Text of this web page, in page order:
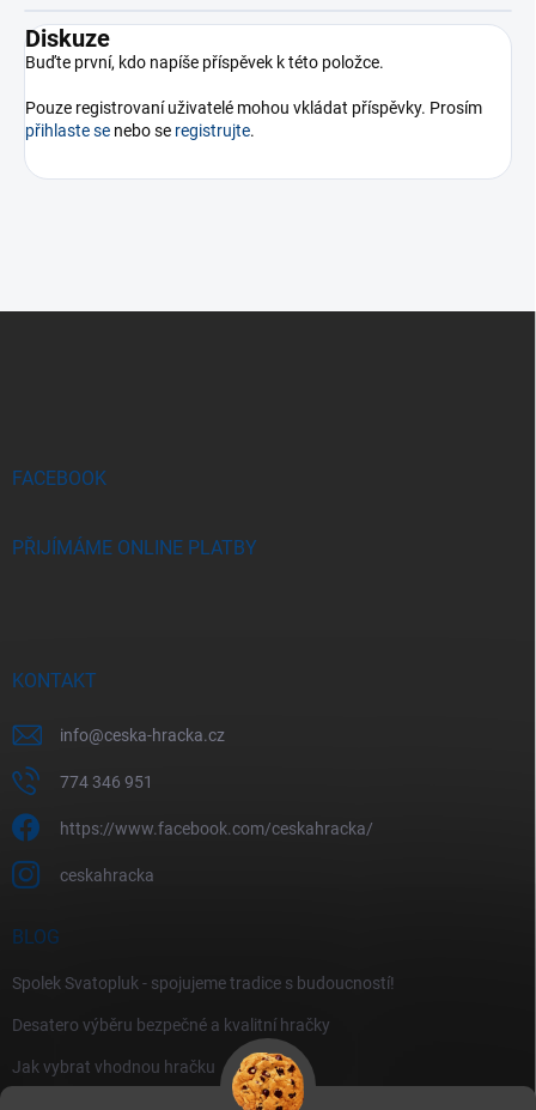
Diskuze
Buďte první, kdo napíše příspěvek k této položce.
Pouze registrovaní uživatelé mohou vkládat příspěvky. Prosím
přihlaste se nebo se registrujte.
FACEBOOK
PŘIJÍMÁME ONLINE PLATBY
KONTAKT
info@ceska-hracka.cz
774 346 951
https://www.facebook.com/ceskahracka/
ceskahracka
BLOG
Spolek Svatopluk - spojujeme tradice s budoucností!
Desatero výběru bezpečné a kvalitní hračky
Jak vybrat vhodnou hračku